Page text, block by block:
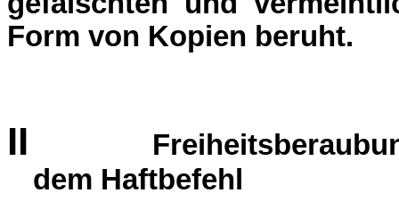
Form von Kopien beruht.
II
dem Haftbefehl